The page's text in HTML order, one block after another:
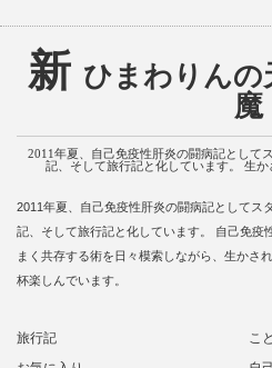
新 ひまわりんの
魔
2011年夏、自己免疫性肝炎の闘病記として
記、そして旅行記と化しています。 生か
2011年夏、自己免疫性肝炎の闘病記としてス
記、そして旅行記と化しています。 自己免疫
まく共存する術を日々模索しながら、生かさ
杯楽しんでいます。
旅行記
こ